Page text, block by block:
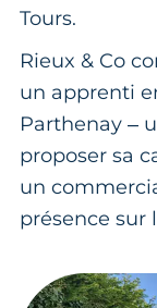
Tours.
Rieux & Co
un apprenti
Parthenay –
proposer sa
un
présence sur